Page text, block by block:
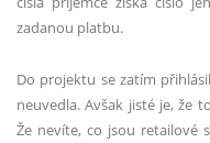
zadanou platbu.
Do projektu se zatím
neuvedla. Avšak jisté je, že
Že nevíte, co jsou retailové